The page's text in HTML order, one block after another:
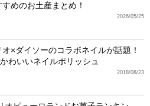
めのお土産まとめ！
2026/05/25
オ×ダイソーのコラボネイルが話題！
わいいネイルポリッシュ
2018/08/23